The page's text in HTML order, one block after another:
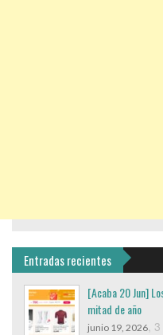
Entradas recientes
[Acaba 20 Jun]
mitad de año
junio 19, 2026, 3